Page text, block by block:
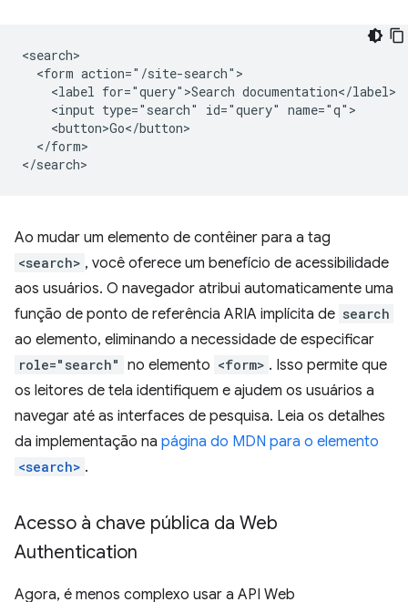
<search>
  <form action="/site-search">
    <label for="query">Search documentation</label>
    <input type="search" id="query" name="q">
    <button>Go</button>
  </form>
Ao mudar um elemento de contêiner para a tag
<search> , você oferece um benefício de acessibilidade
aos usuários. O navegador atribui automaticamente uma
função de ponto de referência ARIA implícita de search
ao elemento, eliminando a necessidade de especificar
role="search" no elemento <form> . Isso permite que
os leitores de tela identifiquem e ajudem os usuários a
navegar até as interfaces de pesquisa. Leia os detalhes
da implementação na página do MDN para o elemento
<search> .
Acesso à chave pública da Web
Authentication
Agora, é menos complexo usar a API Web